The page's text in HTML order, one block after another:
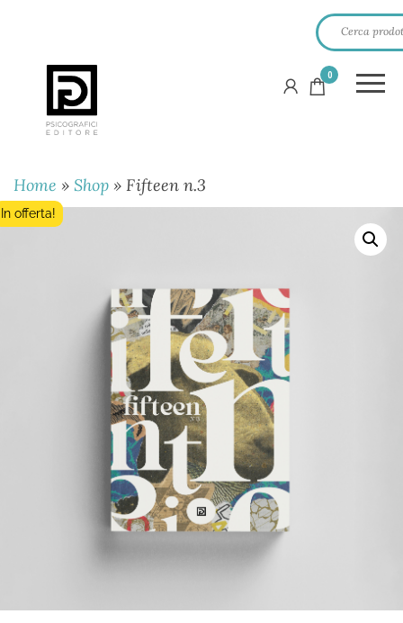
PSICOGRAFICI
EDITORE
0
Home » Shop » Fifteen n.3
In offerta!